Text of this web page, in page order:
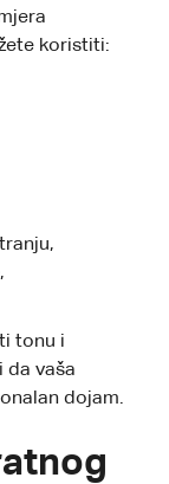
koristiti:
tonu i
da vaša
dojam.